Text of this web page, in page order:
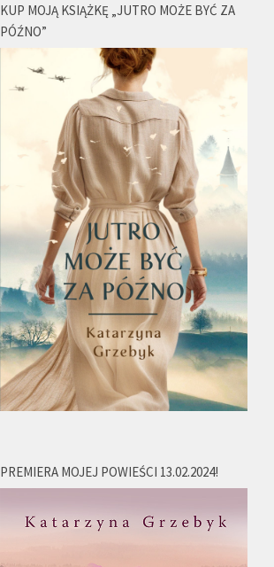
KUP MOJĄ KSIĄŻKĘ „JUTRO MOŻE BYĆ ZA
PÓŹNO”
PREMIERA MOJEJ POWIEŚCI 13.02.2024!